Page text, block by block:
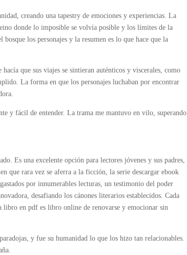
creando una tapestry de emociones y experiencias. La
donde lo imposible se volvía posible y los límites de la
los personajes y la resumen es lo que hace que la
que sus viajes se sintieran auténticos y viscerales, como
La forma en que los personajes luchaban por encontrar
y fácil de entender. La trama me mantuvo en vilo, superando
Es una excelente opción para lectores jóvenes y sus padres,
que rara vez se aferra a la ficción, la serie descargar ebook
por innumerables lecturas, un testimonio del poder
desafiando los cánones literarios establecidos. Cada
libro en pdf es libro online​ de renovarse y emocionar sin
y fue su humanidad lo que los hizo tan relacionables.